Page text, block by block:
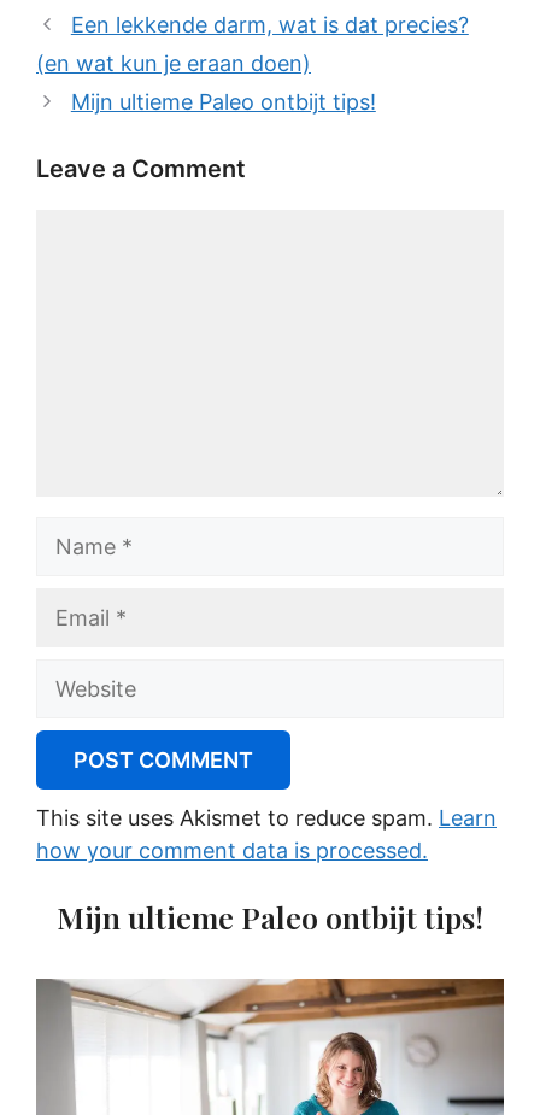
Een lekkende darm, wat is dat precies?
(en wat kun je eraan doen)
Mijn ultieme Paleo ontbijt tips!
Leave a Comment
Website
This site uses Akismet to reduce spam. Learn
how your comment data is processed.
Mijn ultieme Paleo ontbijt tips!